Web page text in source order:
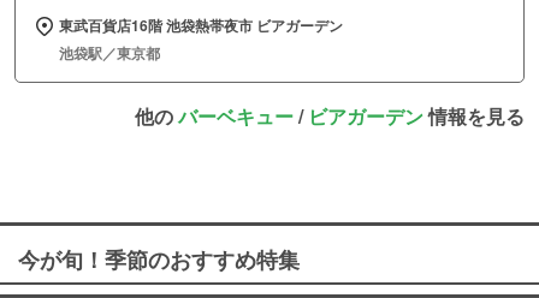
東武百貨店16階 池袋熱帯夜市 ビアガーデン
池袋駅／東京都
他のバーベキュー/ ビアガーデン情報を見る
今が旬！季節のおすすめ特集